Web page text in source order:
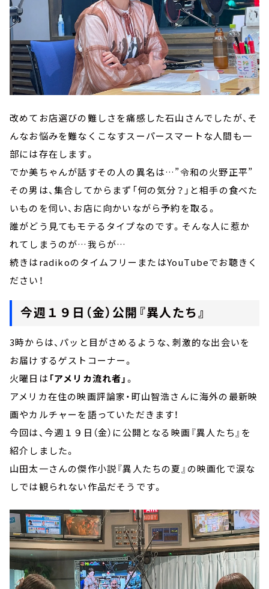
改めてお店選びの難しさを痛感した石山さんでしたが、そ
んなお悩みを難なくこなすスーパースマートな人間も一
部には存在します。
でか美ちゃんが話すその人の異名は…”令和の火野正平”
その男は、集合してからまず「何の気分？」と相手の食べた
いものを伺い、お店に向かいながら予約を取る。
誰がどう見てもモテるタイプなのです。そんな人に惹か
れてしまうのが…我らが…
続きはradikoのタイムフリーまたはYouTubeでお聴きく
ださい！
今週１９日（金）公開『異人たち』
3時からは、パッと目がさめるような、刺激的な出会いを
お届けするゲストコーナー。
火曜日は 「アメリカ流れ者」。
アメリカ在住の映画評論家・町山智浩さんに海外の最新映
画やカルチャーを語っていただきます！
今回は、今週１９日（金）に公開となる映画『異人たち』を
紹介しました。
山田太一さんの傑作小説『異人たちの夏』の映画化で涙な
しでは観られない作品だそうです。